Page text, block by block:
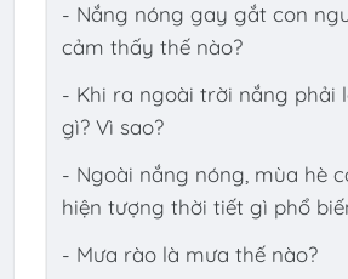
- Nắng nóng gay gắt con
cảm thấy thế nào?
- Khi ra ngoài trời nắng phải
gì? Vì sao?
- Ngoài nắng nóng, mùa hè
hiện tượng thời tiết gì phổ
- Mưa rào là mưa thế nào?